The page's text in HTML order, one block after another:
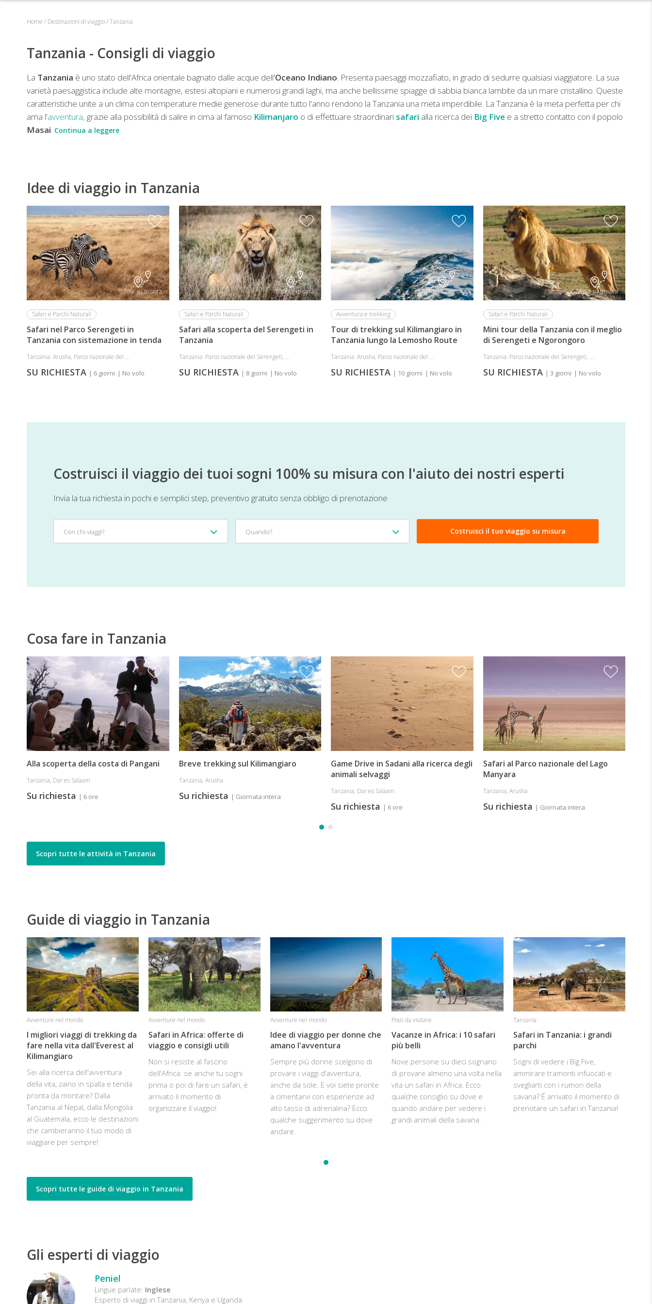
Home / Destinazioni di viaggio/Tanzania
Tanzania - Consigli di viaggio
La Tanzania è uno stato dell'Africa orientale bagnato dalle acque dell'Oceano Indiano. Presenta paesaggi mozzafiato, in grado di sedurre qualsiasi viaggiatore. La sua
varietà paesaggistica include alte montagne, estesi altopiani e numerosi grandi laghi, ma anche bellissime spiagge di sabbia bianca lambite da un mare cristallino. Queste
caratteristiche unite a un clima con temperature medie generose durante tutto l'anno rendono la Tanzania una meta imperdibile. La Tanzania è la meta perfetta per chi
ama l'avventura, grazie alla possibilità di salire in cima al famoso Kilimanjaro o di effettuare straordinari safari alla ricerca dei Big Five e a stretto contatto con il popolo
Masai. Continua a leggere
Idee di viaggio in Tanzania
Tour su misura
Safari e Parchi Naturali
Safari nel Parco Serengeti in
Tanzania con sistemazione in tenda
Tanzania: Arusha, Parco nazionale del ...
SU RICHIESTA | 6 giorni | No volo
Tour su misura
Safari e Parchi Naturali
Safari alla scoperta del Serengeti in
Tanzania
Tanzania: Parco nazionale del Serengeti, ...
SU RICHIESTA | 8 giorni | No volo
Tour su misura
Avventura e trekking
Tour di trekking sul Kilimangiaro in
Tanzania lungo la Lemosho Route
Tanzania: Arusha, Parco nazionale del ...
SU RICHIESTA | 10 giorni | No volo
Tour su misura
Safari e Parchi Naturali
Mini tour della Tanzania con il meglio
di Serengeti e Ngorongoro
Tanzania: Parco nazionale del Serengeti, ...
SU RICHIESTA | 3 giorni | No volo
Costruisci il viaggio dei tuoi sogni 100% su misura con l'aiuto dei nostri esperti
Invia la tua richiesta in pochi e semplici step, preventivo gratuito senza obbligo di prenotazione
viaggi?
Con chi viaggi? Quando?
Cosa fare in Tanzania
Alla scoperta della costa di Pangani
Tanzania, Dar es Salaam
Su richiesta | 6 ore
Breve trekking sul Kilimangiaro
Tanzania, Arusha
Su richiesta | Giornata intera
Game Drive in Sadani alla ricerca degli
animali selvaggi
Tanzania, Dar es Salaam
Su richiesta | 6 ore
Safari al Parco nazionale del Lago
Manyara
Tanzania, Arusha
Su richiesta | Giornata intera
Scopri tutte le attività in Tanzania
Guide di viaggio in Tanzania
Avventure nel mondo
I migliori viaggi di trekking da
fare nella vita dall'Everest al
Kilimangiaro
Sei alla ricerca dell'avventura
della vita, zaino in spalla e tenda
pronta da montare? Dalla
Tanzania al Nepal, dalla Mongolia
al Guatemala, ecco le destinazioni
che cambieranno il tuo modo di
viaggiare per sempre!
Avventure nel mondo
Safari in Africa: offerte di
viaggio e consigli utili
Non si resiste al fascino
dell'Africa: se anche tu sogni
prima o poi di fare un safari, è
arrivato il momento di
organizzare il viaggio!
Avventure nel mondo
Idee di viaggio per donne che
amano l'avventura
Sempre più donne scelgono di
provare i viaggi d'avventura,
anche da sole. E voi siete pronte
a cimentarvi con esperienze ad
alto tasso di adrenalina? Ecco
qualche suggerimento su dove
andare.
Posti da visitare
Vacanze in Africa: i 10 safari
più belli
Nove persone su dieci sognano
di provare almeno una volta nella
vita un safari in Africa. Ecco
qualche consiglio su dove e
quando andare per vedere i
grandi animali della savana.
Tanzania
Safari in Tanzania: i grandi
parchi
Sogni di vedere i Big Five,
ammirare tramonti infuocati e
svegliarti con i rumori della
savana? É arrivato il momento di
prenotare un safari in Tanzania!
Scopri tutte le guide di viaggio in Tanzania
Gli esperti di viaggio
Peniel
Lingue parlate: Inglese
Esperto di viaggi in Tanzania, Kenya e Uganda